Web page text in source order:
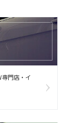
専門店・イ